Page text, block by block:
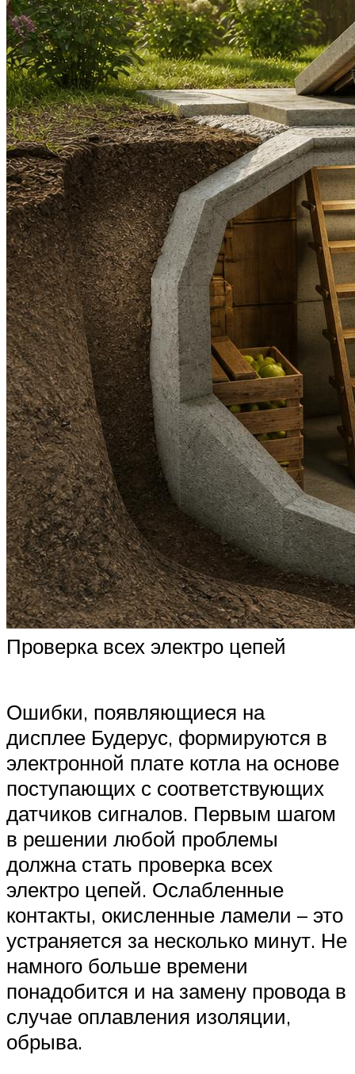
Проверка всех электро цепей
Ошибки, появляющиеся на
дисплее Будерус, формируются в
электронной плате котла на основе
поступающих с соответствующих
датчиков сигналов. Первым шагом
в решении любой проблемы
должна стать проверка всех
электро цепей. Ослабленные
контакты, окисленные ламели – это
устраняется за несколько минут. Не
намного больше времени
понадобится и на замену провода в
случае оплавления изоляции,
обрыва.